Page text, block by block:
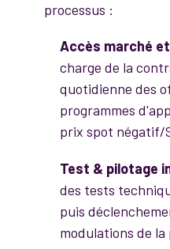
processus :
Accès marché
charge de la
quotidienne des
programmes
prix spot négatif/
Test & pilotage
des tests
puis
modulations de